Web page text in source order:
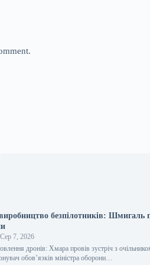
безпілотників: Шмигаль
Сер 7, 2026
дронів: Хмара провів зустріч з
обов’язків міністра оборони…